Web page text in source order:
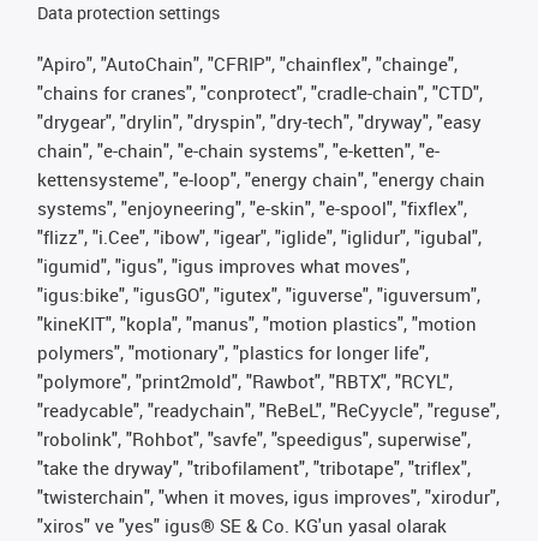
Data protection settings
"Apiro", "AutoChain", "CFRIP", "chainflex", "chainge",
"chains for cranes", "conprotect", "cradle-chain", "CTD",
"drygear", "drylin", "dryspin", "dry-tech", "dryway", "easy
chain", "e-chain", "e-chain systems", "e-ketten", "e-
kettensysteme", "e-loop", "energy chain", "energy chain
systems", "enjoyneering", "e-skin", "e-spool", "fixflex",
"flizz", "i.Cee", "ibow", "igear", "iglide", "iglidur", "igubal",
"igumid", "igus", "igus improves what moves",
"igus:bike", "igusGO", "igutex", "iguverse", "iguversum",
"kineKIT", "kopla", "manus", "motion plastics", "motion
polymers", "motionary", "plastics for longer life",
"polymore", "print2mold", "Rawbot", "RBTX", "RCYL",
"readycable", "readychain", "ReBeL", "ReCyycle", "reguse",
"robolink", "Rohbot", "savfe", "speedigus", superwise",
"take the dryway", "tribofilament", "tribotape", "triflex",
"twisterchain", "when it moves, igus improves", "xirodur",
"xiros" ve "yes" igus® SE & Co. KG'un yasal olarak